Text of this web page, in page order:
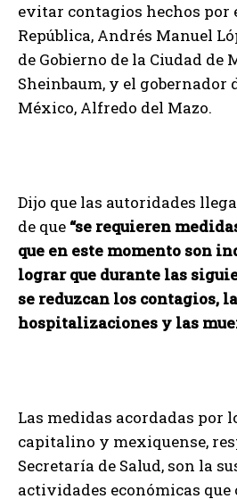
evitar contagios hechos por
República, Andrés Manuel
de Gobierno de la Ciudad de
Sheinbaum, y el gobernador
México, Alfredo del Mazo.
Dijo que las autoridades
de que “se requieren
que en este momento son
lograr que durante las
se reduzcan los contagios,
hospitalizaciones y las
Las medidas acordadas por
capitalino y mexiquense,
Secretaría de Salud, son la
actividades económicas